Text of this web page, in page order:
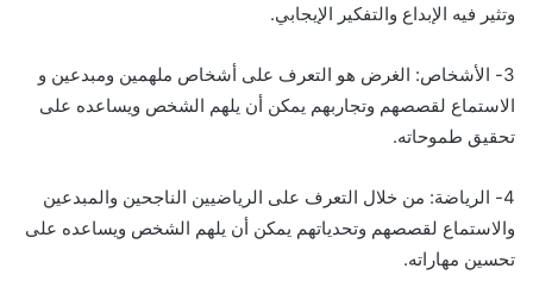
وتثير فيه الإبداع والتفكير الإيجابي.
3- الأشخاص: الغرض هو التعرف على أشخاص ملهمين ومبدعين و
الاستماع لقصصهم وتجاربهم يمكن أن يلهم الشخص ويساعده على
تحقيق طموحاته.
4- الرياضة: من خلال التعرف على الرياضيين الناجحين والمبدعين
والاستماع لقصصهم وتحدياتهم يمكن أن يلهم الشخص ويساعده على
تحسين مهاراته.